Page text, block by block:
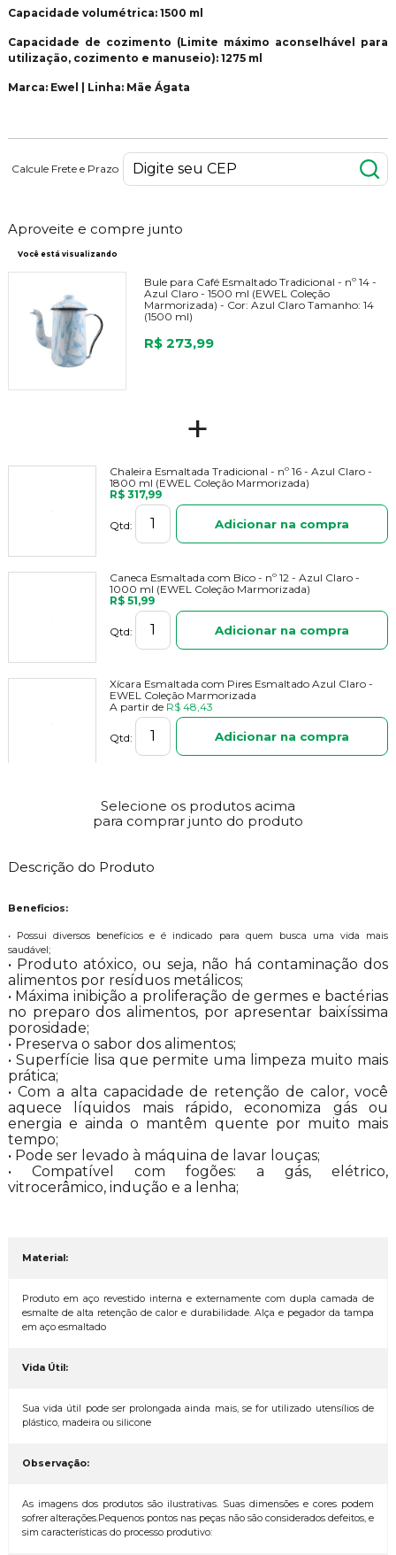
Capacidade volumétrica: 1500 ml
Capacidade de cozimento (Limite máximo aconselhável para
utilização, cozimento e manuseio): 1275 ml
Marca: Ewel | Linha: Mãe Ágata
Calcule Frete e Prazo
Aproveite e compre junto
Você está visualizando
Bule para Café Esmaltado Tradicional - nº 14 -
Azul Claro - 1500 ml (EWEL Coleção
Marmorizada) - Cor: Azul Claro Tamanho: 14
(1500 ml)
R$ 273,99
+
Chaleira Esmaltada Tradicional - nº 16 - Azul Claro -
1800 ml (EWEL Coleção Marmorizada)
R$ 317,99
Qtd: Adicionar na compra
Caneca Esmaltada com Bico - nº 12 - Azul Claro -
1000 ml (EWEL Coleção Marmorizada)
R$ 51,99
Qtd: Adicionar na compra
Xícara Esmaltada com Pires Esmaltado Azul Claro -
EWEL Coleção Marmorizada
A partir de R$ 48,43
Qtd: Adicionar na compra
Selecione os produtos acima
para comprar junto do produto
Descrição do Produto
Beneficios:
• Possui diversos benefícios e é indicado para quem busca uma vida mais
saudável;
• Produto atóxico, ou seja, não há contaminação dos
alimentos por resíduos metálicos;
• Máxima inibição a proliferação de germes e bactérias
no preparo dos alimentos, por apresentar baixíssima
porosidade;
• Preserva o sabor dos alimentos;
• Superfície lisa que permite uma limpeza muito mais
prática;
• Com a alta capacidade de retenção de calor, você
aquece líquidos mais rápido, economiza gás ou
energia e ainda o mantêm quente por muito mais
tempo;
• Pode ser levado à máquina de lavar louças;
• Compatível com fogões: a gás, elétrico,
vitrocerâmico, indução e a lenha;
Material:
Produto em aço revestido interna e externamente com dupla camada de
esmalte de alta retenção de calor e durabilidade. Alça e pegador da tampa
em aço esmaltado
Vida Útil:
Sua vida útil pode ser prolongada ainda mais, se for utilizado utensílios de
plástico, madeira ou silicone
Observação:
As imagens dos produtos são ilustrativas. Suas dimensões e cores podem
sofrer alterações.Pequenos pontos nas peças não são considerados defeitos, e
sim características do processo produtivo: